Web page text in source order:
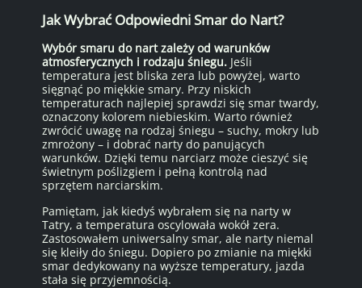
Jak Wybrać Odpowiedni Smar do Nart?
Wybór smaru do nart zależy od warunków
atmosferycznych i rodzaju śniegu. Jeśli
temperatura jest bliska zera lub powyżej, warto
sięgnąć po miękkie smary. Przy niskich
temperaturach najlepiej sprawdzi się smar twardy,
oznaczony kolorem niebieskim. Warto również
zwrócić uwagę na rodzaj śniegu – suchy, mokry lub
zmrożony – i dobrać narty do panujących
warunków. Dzięki temu narciarz może cieszyć się
świetnym poślizgiem i pełną kontrolą nad
sprzętem narciarskim.
Pamiętam, jak kiedyś wybrałem się na narty w
Tatry, a temperatura oscylowała wokół zera.
Zastosowałem uniwersalny smar, ale narty niemal
się kleiły do śniegu. Dopiero po zmianie na miękki
smar dedykowany na wyższe temperatury, jazda
stała się przyjemnością.